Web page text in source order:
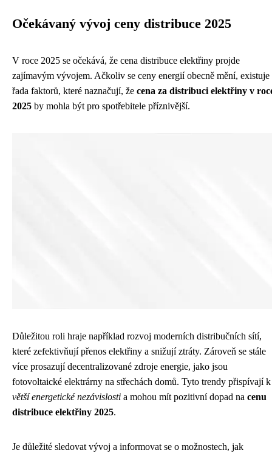
Očekávaný vývoj ceny distribuce 2025
V roce 2025 se očekává, že cena distribuce elektřiny projde
zajímavým vývojem. Ačkoliv se ceny energií obecně mění, existuje
řada faktorů, které naznačují, že cena za distribuci elektřiny v
2025 by mohla být pro spotřebitele příznivější.
Důležitou roli hraje například rozvoj moderních distribučních sítí,
které zefektivňují přenos elektřiny a snižují ztráty. Zároveň se stále
více prosazují decentralizované zdroje energie, jako jsou
fotovoltaické elektrárny na střechách domů. Tyto trendy přispívají k
větší energetické nezávislosti a mohou mít pozitivní dopad na cenu
distribuce elektřiny 2025.
Je důležité sledovat vývoj a informovat se o možnostech, jak